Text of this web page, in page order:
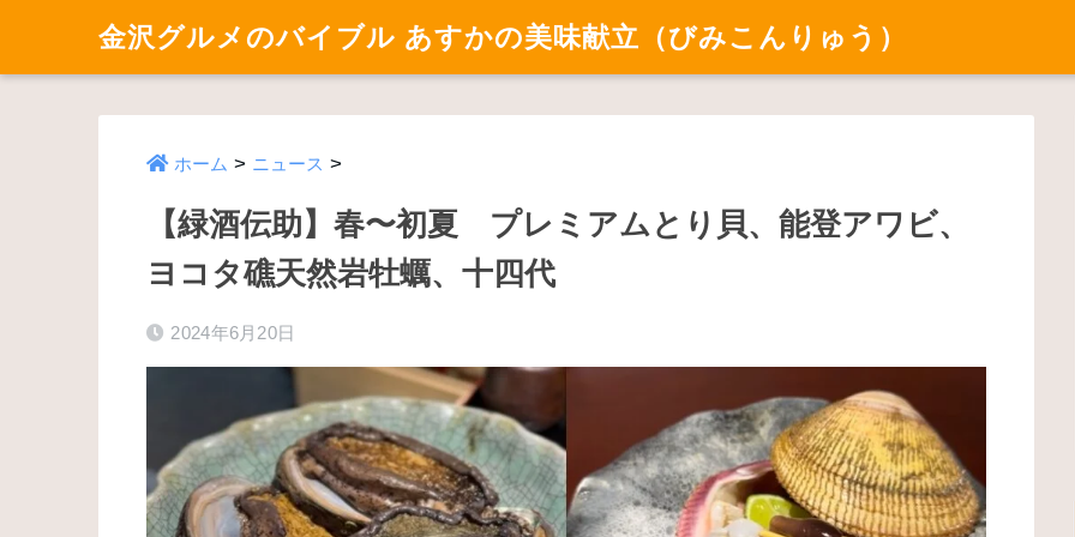
金沢グルメのバイブル あすかの美味献立（びみこんりゅう）
ホーム > ニュース >
【緑酒伝助】春〜初夏 プレミアムとり貝、能登アワビ、
ヨコタ礁天然岩牡蠣、十四代
2024年6月20日